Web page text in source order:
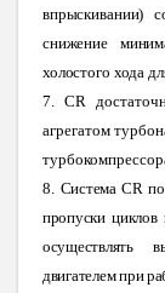
впрыскивании)
снижение
холостого хода
7. CR
агрегатом
8. СистемаCR
пропуски циклов
осуществлять
двигателем при